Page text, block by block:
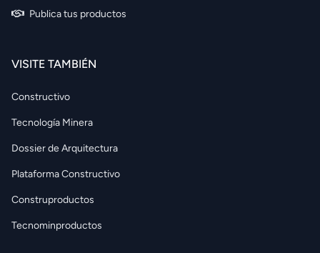
Publica tus productos
VISITE TAMBIÉN
Constructivo
Tecnología Minera
Dossier de Arquitectura
Plataforma Constructivo
Construproductos
Tecnominproductos